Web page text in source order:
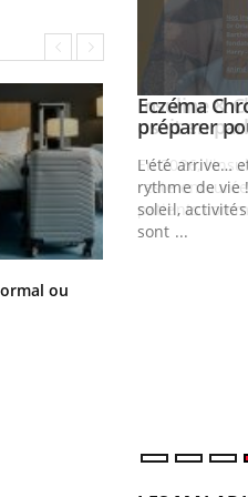
ou
: et si on
de type 2
chez les
les soignants.
Youtube
Eczéma
préparer
L'été arrive…
rythme de vie
soleil,
sont ...